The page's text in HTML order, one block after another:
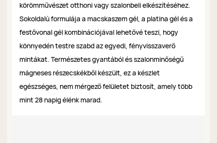
körömművészet otthoni vagy szalonbeli elkészítéséhez.
Sokoldalú formulája a macskaszem gél, a platina gél és a
festővonal gél kombinációjával lehetővé teszi, hogy
könnyedén testre szabd az egyedi, fényvisszaverő
mintákat. Természetes gyantából és szalonminőségű
mágneses részecskékből készült, ez a készlet
egészséges, nem mérgező felületet biztosít, amely több
mint 28 napig élénk marad.